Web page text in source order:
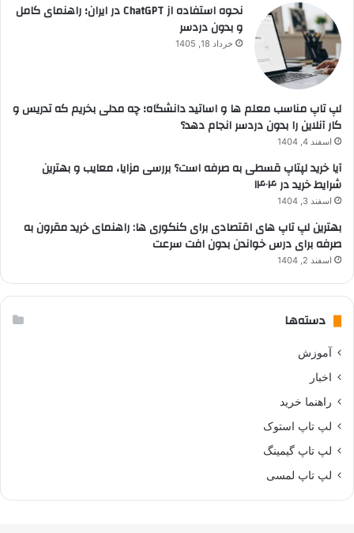
نحوه استفاده از ChatGPT در ایران؛ راهنمای کامل
و بدون دردسر
خرداد 18, 1405
لپ تاپ مناسب معلم ها و اساتید دانشگاه؛ چه مدلی بخریم که تدریس و
کار آنلاین را بدون دردسر انجام دهد؟
اسفند 4, 1404
آیا خرید لپتاپ قسطی به صرفه است؟ بررسی مزایا، معایب و بهترین
شرایط خرید در ۱۴۰۴
اسفند 3, 1404
بهترین لپ تاپ های اقتصادی برای کنکوری ها: راهنمای خرید مقرون به
صرفه برای درس خواندن بدون افت سرعت
اسفند 2, 1404
دسته‌ها
آموزش
اخبار
راهنما خرید
لپ تاپ استوک
لپ تاپ گیمینگ
لپ تاپ لمسی